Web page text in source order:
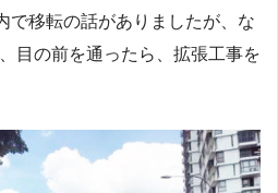
で移転の話がありましたが、な
目の前を通ったら、拡張工事を